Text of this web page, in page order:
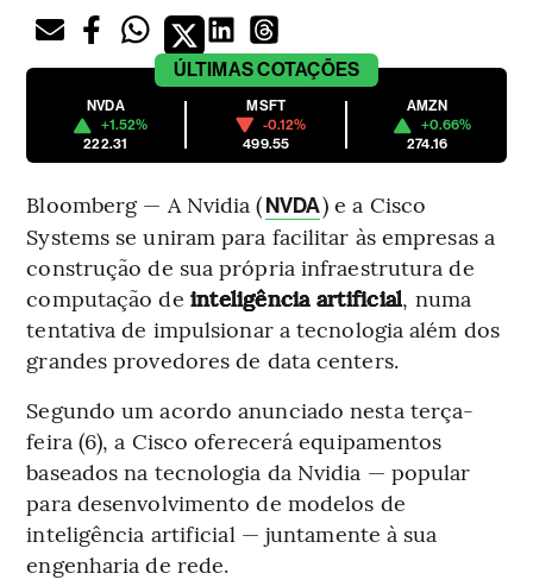
ÚLTIMASCOTAÇÕES
NVDA
+1.52%
222.31
MSFT
-0.12%
499.55
AMZN
+0.66%
274.16
Bloomberg — A Nvidia (NVDA) e a Cisco
Systems se uniram para facilitar às empresas a
construção de sua própria infraestrutura de
computação de inteligência artificial, numa
tentativa de impulsionar a tecnologia além dos
grandes provedores de data centers.
Segundo um acordo anunciado nesta terça-
feira (6), a Cisco oferecerá equipamentos
baseados na tecnologia da Nvidia — popular
para desenvolvimento de modelos de
inteligência artificial — juntamente à sua
engenharia de rede.